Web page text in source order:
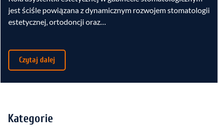
jest ściśle powiązana z dynamicznym rozwojem stomatologii
estetycznej, ortodoncji oraz…
Czytaj dalej
Kategorie